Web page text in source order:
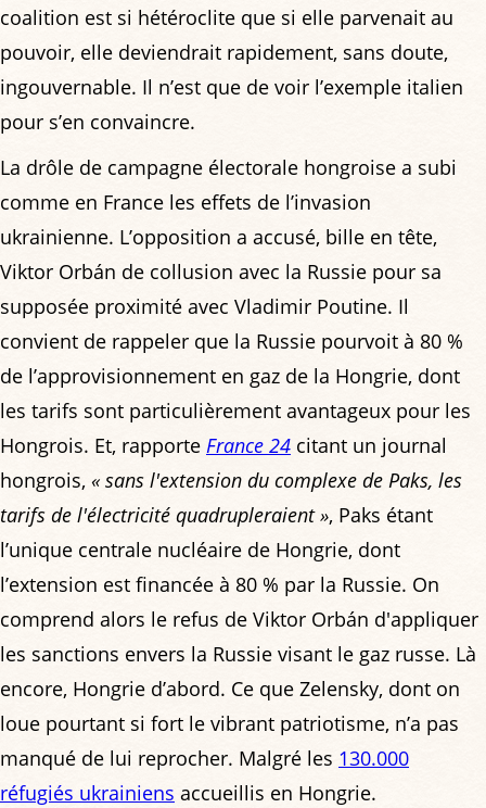
coalition est si hétéroclite que si elle parvenait au
pouvoir, elle deviendrait rapidement, sans doute,
ingouvernable. Il n’est que de voir l’exemple italien
pour s’en convaincre.
La drôle de campagne électorale hongroise a subi
comme en France les effets de l’invasion
ukrainienne. L’opposition a accusé, bille en tête,
Viktor Orbán de collusion avec la Russie pour sa
supposée proximité avec Vladimir Poutine. Il
convient de rappeler que la Russie pourvoit à 80 %
de l’approvisionnement en gaz de la Hongrie, dont
les tarifs sont particulièrement avantageux pour les
Hongrois. Et, rapporte France 24 citant un journal
hongrois, « sans l'extension du complexe de Paks, les
tarifs de l'électricité quadrupleraient », Paks étant
l’unique centrale nucléaire de Hongrie, dont
l’extension est financée à 80 % par la Russie. On
comprend alors le refus de Viktor Orbán d'appliquer
les sanctions envers la Russie visant le gaz russe. Là
encore, Hongrie d’abord. Ce que Zelensky, dont on
loue pourtant si fort le vibrant patriotisme, n’a pas
manqué de lui reprocher. Malgré les 130.000
réfugiés ukrainiens accueillis en Hongrie.